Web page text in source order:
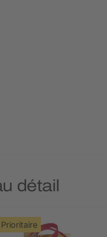
détail
Prioritaire